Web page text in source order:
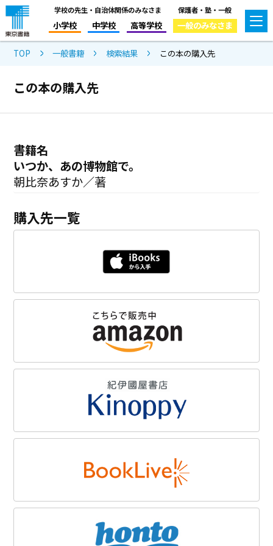
学校の先生・自治体関係のみなさま
小学校 中学校 高等学校
保護者・塾・一般
一般のみなさま
TOP 一般書籍 検索結果 この本の購入先
この本の購入先
書籍名
いつか、あの博物館で。
朝比奈あすか／著
購入先一覧